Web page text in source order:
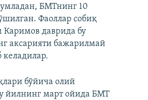
БМТнинг 10
Фаоллар собиқ
Каримов даврида бу
аксарияти бажарилмай
келадилар.
бўйича олий
йилнинг март ойида БМТ